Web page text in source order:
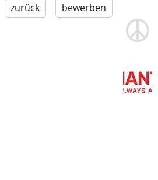
zurück bewerben